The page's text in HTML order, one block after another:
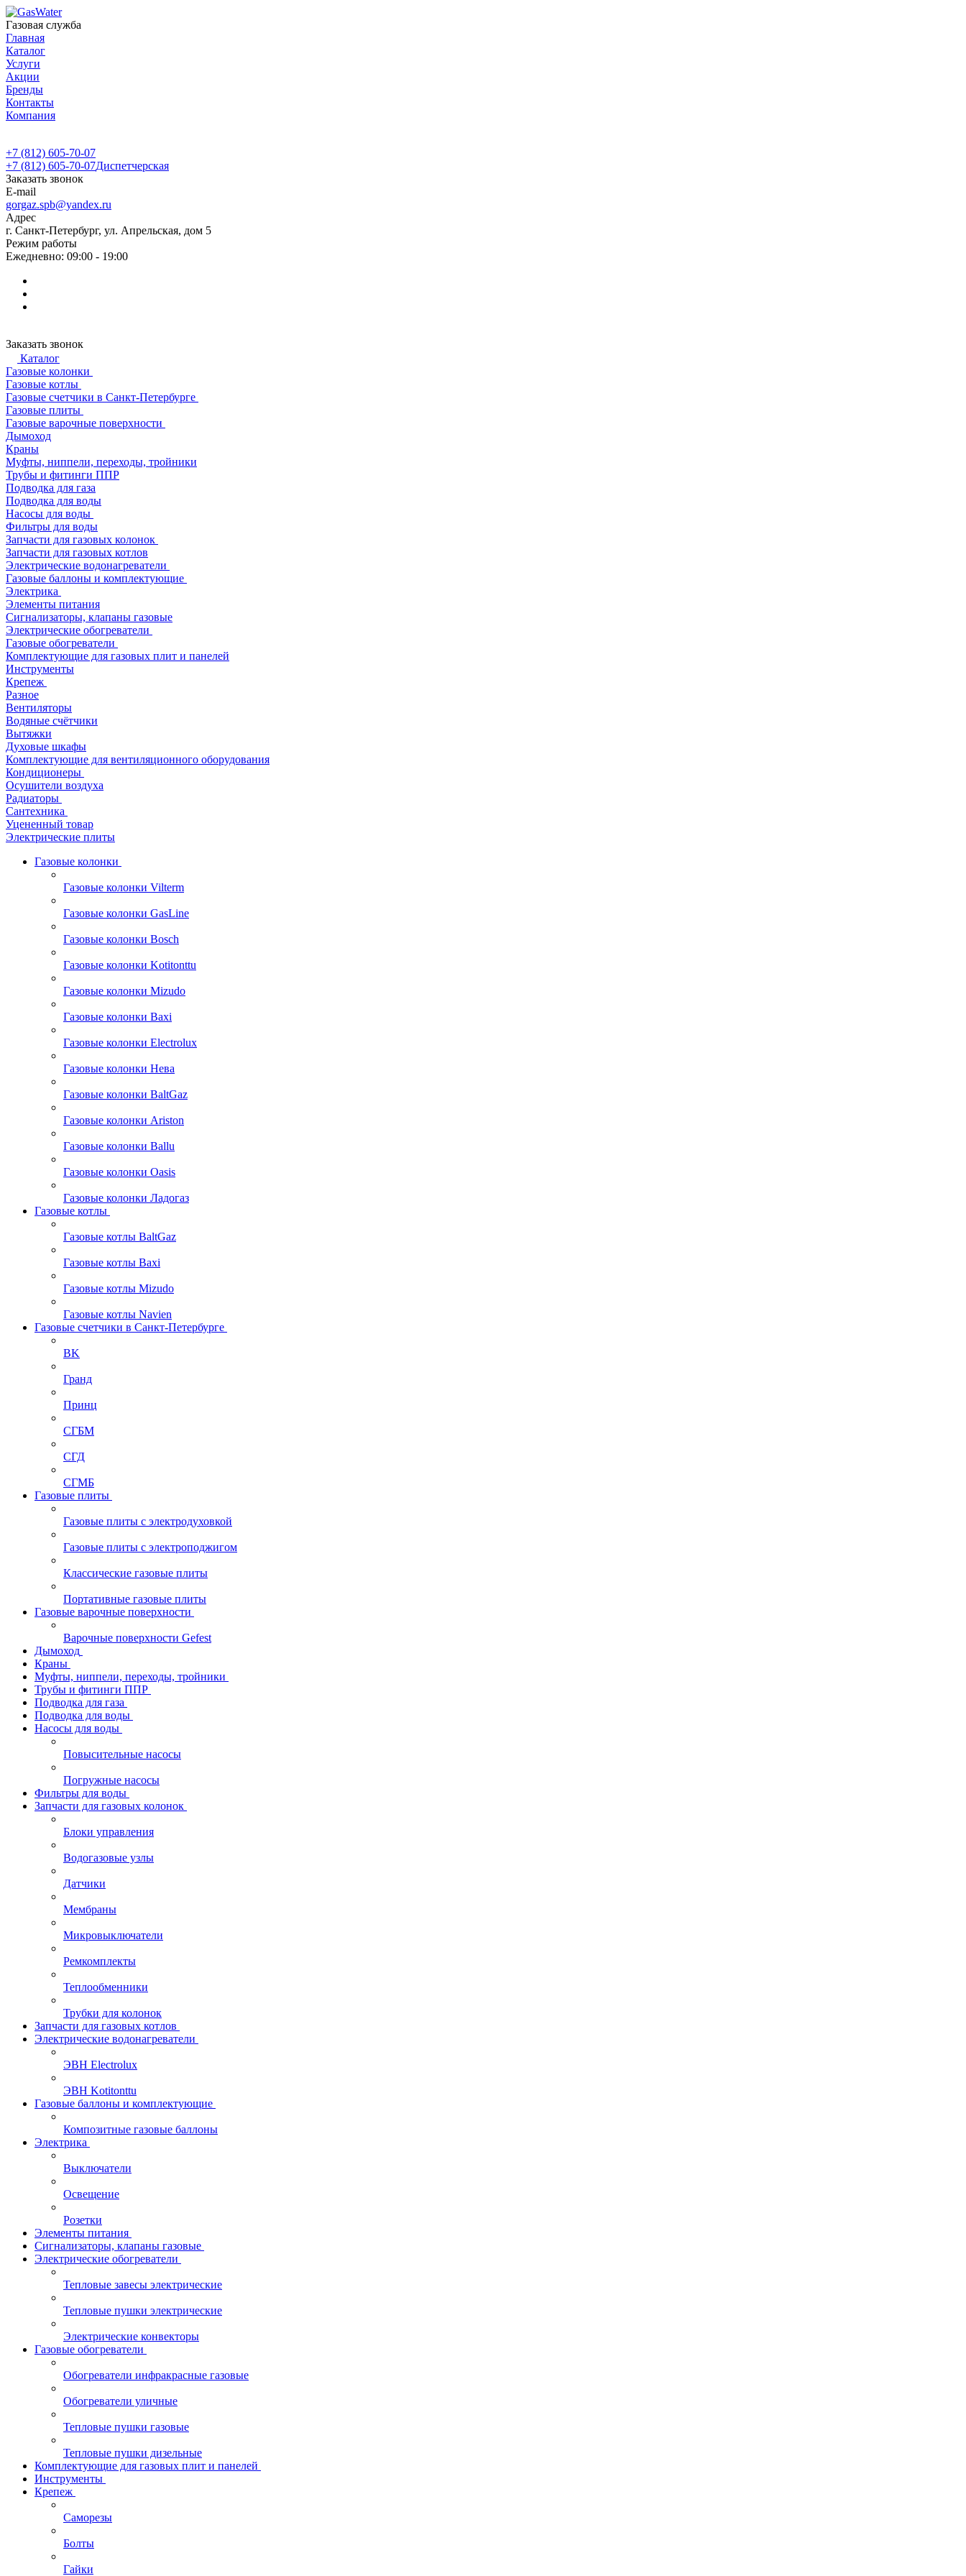
Газовая служба
Главная
Каталог
Услуги
Акции
Бренды
Контакты
Компания
+7 (812) 605-70-07
+7 (812) 605-70-07Диспетчерская
Заказать звонок
E-mail
gorgaz.spb@yandex.ru
Адрес
г. Санкт-Петербург, ул. Апрельская, дом 5
Режим работы
Ежедневно: 09:00 - 19:00
Заказать звонок
Каталог
Газовые колонки
Газовые котлы
Газовые счетчики в Санкт-Петербурге
Газовые плиты
Газовые варочные поверхности
Дымоход
Краны
Муфты, ниппели, переходы, тройники
Трубы и фитинги ППР
Подводка для газа
Подводка для воды
Насосы для воды
Фильтры для воды
Запчасти для газовых колонок
Запчасти для газовых котлов
Электрические водонагреватели
Газовые баллоны и комплектующие
Электрика
Элементы питания
Сигнализаторы, клапаны газовые
Электрические обогреватели
Газовые обогреватели
Комплектующие для газовых плит и панелей
Инструменты
Крепеж
Разное
Вентиляторы
Водяные счётчики
Вытяжки
Духовые шкафы
Комплектующие для вентиляционного оборудования
Кондиционеры
Осушители воздуха
Радиаторы
Сантехника
Уцененный товар
Электрические плиты
Газовые колонки
Газовые колонки Vilterm
Газовые колонки GasLine
Газовые колонки Bosch
Газовые колонки Kotitonttu
Газовые колонки Mizudo
Газовые колонки Baxi
Газовые колонки Electrolux
Газовые колонки Нева
Газовые колонки BaltGaz
Газовые колонки Ariston
Газовые колонки Ballu
Газовые колонки Oasis
Газовые колонки Ладогаз
Газовые котлы
Газовые котлы BaltGaz
Газовые котлы Baxi
Газовые котлы Mizudo
Газовые котлы Navien
Газовые счетчики в Санкт-Петербурге
BK
Гранд
Принц
СГБМ
СГД
СГМБ
Газовые плиты
Газовые плиты с электродуховкой
Газовые плиты с электроподжигом
Классические газовые плиты
Портативные газовые плиты
Газовые варочные поверхности
Варочные поверхности Gefest
Дымоход
Краны
Муфты, ниппели, переходы, тройники
Трубы и фитинги ППР
Подводка для газа
Подводка для воды
Насосы для воды
Повысительные насосы
Погружные насосы
Фильтры для воды
Запчасти для газовых колонок
Блоки управления
Водогазовые узлы
Датчики
Мембраны
Микровыключатели
Ремкомплекты
Теплообменники
Трубки для колонок
Запчасти для газовых котлов
Электрические водонагреватели
ЭВН Electrolux
ЭВН Kotitonttu
Газовые баллоны и комплектующие
Композитные газовые баллоны
Электрика
Выключатели
Освещение
Розетки
Элементы питания
Сигнализаторы, клапаны газовые
Электрические обогреватели
Тепловые завесы электрические
Тепловые пушки электрические
Электрические конвекторы
Газовые обогреватели
Обогреватели инфракрасные газовые
Обогреватели уличные
Тепловые пушки газовые
Тепловые пушки дизельные
Комплектующие для газовых плит и панелей
Инструменты
Крепеж
Саморезы
Болты
Гайки